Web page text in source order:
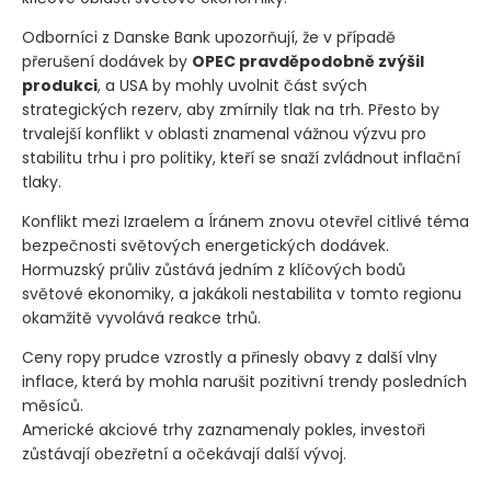
Odborníci z Danske Bank upozorňují, že v případě
přerušení dodávek by OPEC pravděpodobně zvýšil
produkci, a USA by mohly uvolnit část svých
strategických rezerv, aby zmírnily tlak na trh. Přesto by
trvalejší konflikt v oblasti znamenal vážnou výzvu pro
stabilitu trhu i pro politiky, kteří se snaží zvládnout inflační
tlaky.
Konflikt mezi Izraelem a Íránem znovu otevřel citlivé téma
bezpečnosti světových energetických dodávek.
Hormuzský průliv zůstává jedním z klíčových bodů
světové ekonomiky, a jakákoli nestabilita v tomto regionu
okamžitě vyvolává reakce trhů.
Ceny ropy prudce vzrostly a přinesly obavy z další vlny
inflace, která by mohla narušit pozitivní trendy posledních
měsíců.
Americké akciové trhy zaznamenaly pokles, investoři
zůstávají obezřetní a očekávají další vývoj.